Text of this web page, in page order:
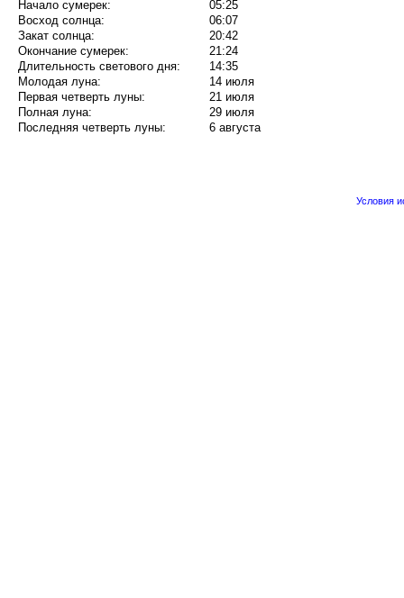
Начало сумерек:
05:25
Восход солнца:
06:07
Закат солнца:
20:42
Окончание сумерек:
21:24
Длительность светового дня:
14:35
Молодая луна:
14 июля
Первая четверть луны:
21 июля
Полная луна:
29 июля
Последняя четверть луны:
6 августа
Условия